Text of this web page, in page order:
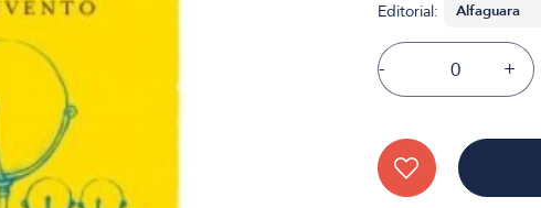
Editorial:
- +